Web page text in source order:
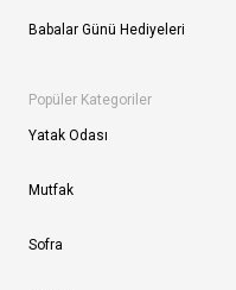
Babalar Günü Hediyeleri
Popüler Kategoriler
Yatak Odası
Mutfak
Sofra